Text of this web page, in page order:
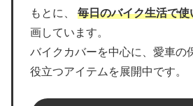
もとに、 毎日のバイク生活で使
画しています。
バイクカバーを中心に、愛車の
役立つアイテムを展開中です。